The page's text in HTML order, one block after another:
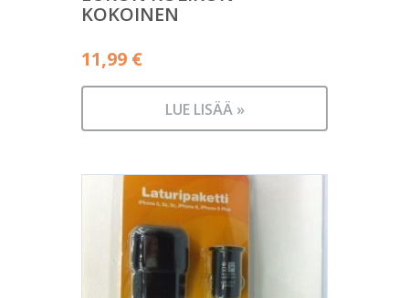
KOKOINEN
11,99 €
LUE LISÄÄ »